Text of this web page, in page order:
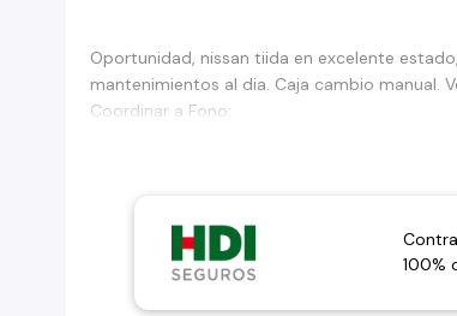
Oportunidad, nissan tiida en excelente
mantenimientos al dia. Caja cambio manual.
Coordinar a Fono:
100%